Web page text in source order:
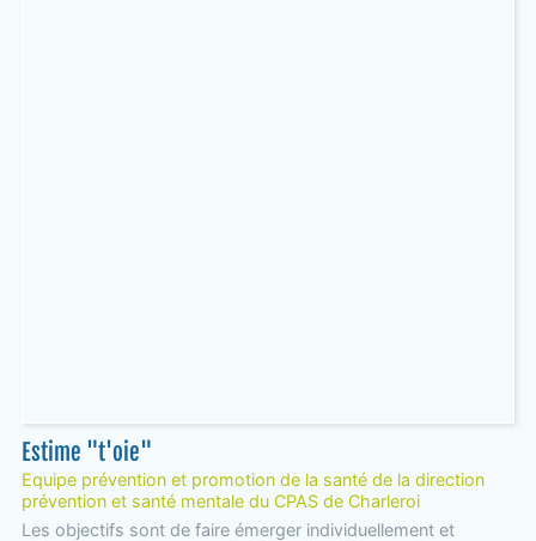
Estime "t'oie"
Equipe prévention et promotion de la santé de la direction
prévention et santé mentale du CPAS de Charleroi
Les objectifs sont de faire émerger individuellement et